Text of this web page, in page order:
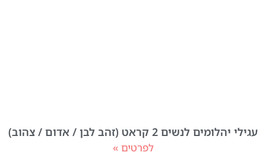
עגילי יהלומים לנשים 2 קראט (זהב לבן / אדום / צהוב)
לפרטים »